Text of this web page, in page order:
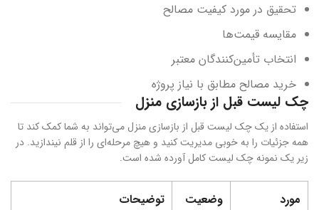
تحقیق در مورد کیفیت مصالح
مقایسه قیمت‌ها
انتخاب تأمین‌کنندگان معتبر
خرید مصالح مطابق با نیاز پروژه
چک لیست قبل از بازسازی منزل
استفاده از یک چک لیست قبل از بازسازی منزل می‌تواند به شما کمک کند تا
همه جزئیات را به خوبی مدیریت کنید و هیچ مرحله‌ای را از قلم نیندازید. در
زیر یک نمونه چک لیست کامل آورده شده است.
مورد وضعیت توضیحات